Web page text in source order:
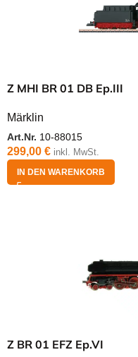
Z MHI BR 01 DB Ep.III
Märklin
Art.Nr. 10-88015
299,00 € inkl. MwSt.
IN DEN WARENKORB
Z BR 01 EFZ Ep.VI